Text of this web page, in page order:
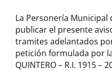
La Personería
publicar el presente
tramites adelantados
petición formulada por la
QUINTERO – R.I. 1915 –